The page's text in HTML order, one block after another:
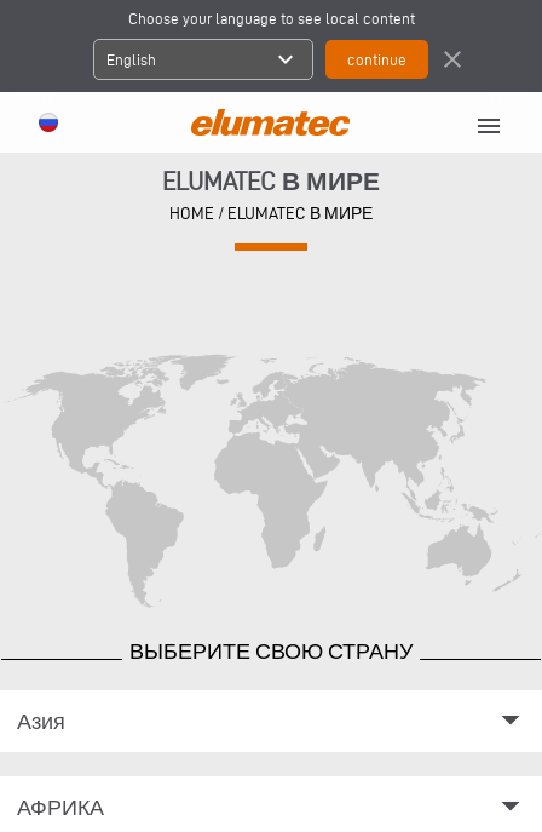
Choose your language to see local content
English expand_more close
menu
ELUMATEC В МИРЕ
HOME / ELUMATEC В МИРЕ
ВЫБЕРИТЕ СВОЮ СТРАНУ
Азия arrow_drop_down
АФРИКА arrow_drop_down